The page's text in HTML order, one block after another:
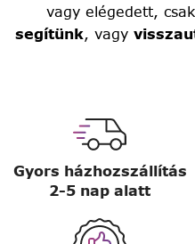
vagy elégedett,
segítünk, vagy
Gyors házhozszállítás
2-5 nap alatt